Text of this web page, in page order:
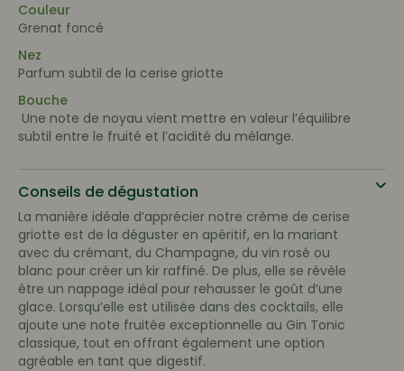
Couleur
Grenat foncé
Nez
Parfum subtil de la cerise griotte
Bouche
Une note de noyau vient mettre en valeur l’équilibre
subtil entre le fruité et l’acidité du mélange.
Conseils de dégustation
La manière idéale d’apprécier notre crème de cerise
griotte est de la déguster en apéritif, en la mariant
avec du crémant, du Champagne, du vin rosé ou
blanc pour créer un kir raffiné. De plus, elle se révèle
être un nappage idéal pour rehausser le goût d’une
glace. Lorsqu’elle est utilisée dans des cocktails, elle
ajoute une note fruitée exceptionnelle au Gin Tonic
classique, tout en offrant également une option
agréable en tant que digestif.